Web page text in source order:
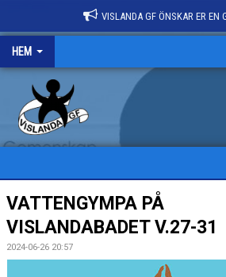
VISLANDA GF ÖNSKAR ER EN
HEM
HEM
NYHETER
OM FÖRENINGEN
VATTENGYMPA PÅ
VISLANDABADET V.27-31
2024-06-26 20:57